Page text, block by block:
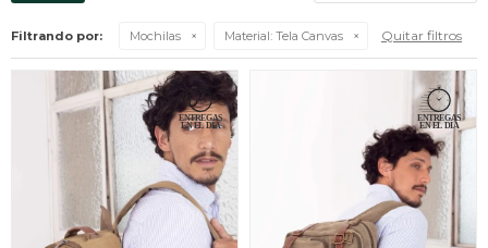
Filtrando por: Mochilas Material: Tela Canvas Quitar filtros